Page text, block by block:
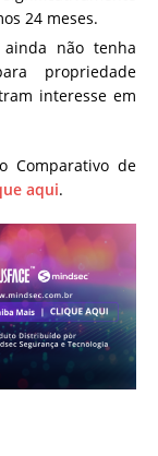
24 meses.
ainda não tenha
propriedade
interesse em
Comparativo de
aqui.